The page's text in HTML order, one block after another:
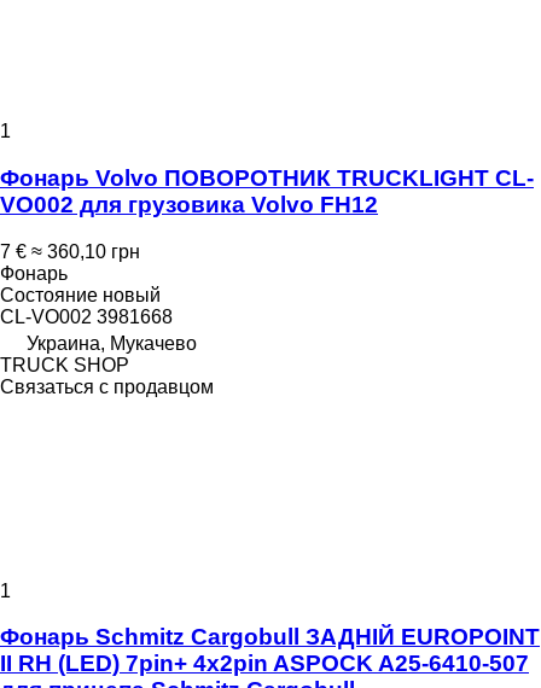
1
Фонарь Volvo ПОВОРОТНИК TRUCKLIGHT CL-
VO002 для грузовика Volvo FH12
7 € ≈ 360,10 грн
Фонарь
Состояние новый
CL-VO002 3981668
Украина, Мукачево
TRUCK SHOP
Связаться с продавцом
1
Фонарь Schmitz Cargobull ЗАДНІЙ EUROPOINT
II RH (LED) 7pin+ 4x2pin ASPOCK A25-6410-507